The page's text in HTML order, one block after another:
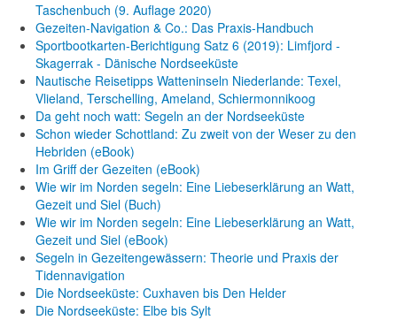
Taschenbuch (9. Auflage 2020)
Gezeiten-Navigation & Co.: Das Praxis-Handbuch
Sportbootkarten-Berichtigung Satz 6 (2019): Limfjord -
Skagerrak - Dänische Nordseeküste
Nautische Reisetipps Watteninseln Niederlande: Texel,
Vlieland, Terschelling, Ameland, Schiermonnikoog
Da geht noch watt: Segeln an der Nordseeküste
Schon wieder Schottland: Zu zweit von der Weser zu den
Hebriden (eBook)
Im Griff der Gezeiten (eBook)
Wie wir im Norden segeln: Eine Liebeserklärung an Watt,
Gezeit und Siel (Buch)
Wie wir im Norden segeln: Eine Liebeserklärung an Watt,
Gezeit und Siel (eBook)
Segeln in Gezeitengewässern: Theorie und Praxis der
Tidennavigation
Die Nordseeküste: Cuxhaven bis Den Helder
Die Nordseeküste: Elbe bis Sylt